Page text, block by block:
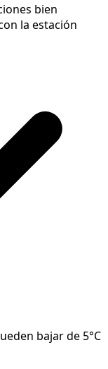
bien
la estación
bajar de 5°C